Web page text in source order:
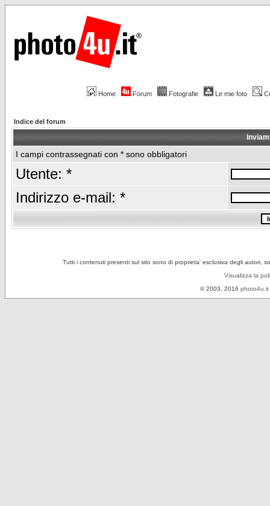
Home Forum Fotografie Le mie foto
Indice del forum
I campi contrassegnati con * sono obbligatori
Utente: *
Indirizzo e-mail: *
Tutti i contenuti presenti sul sito sono di proprieta' esclusiva degli autori,
Visualizza la
© 2003, 2016 photo4u.it